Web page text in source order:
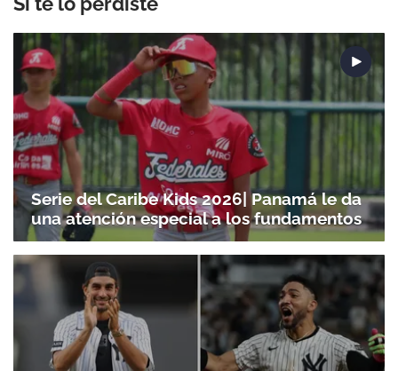
Serie del Caribe Kids 2026| Panamá le da
una atención especial a los fundamentos